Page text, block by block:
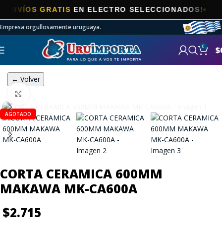
GRATISEN ELECTRO SELECCIONADOS!
Empresa orgullosamente uruguaya.
0 $
← Volver
AGOTADO
CORTA CERAMICA 600MM
MAKAWA MK-CA600A
$2.715